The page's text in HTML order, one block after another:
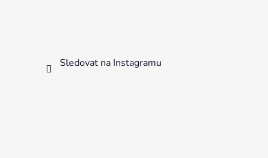
Sledovat na Instagramu